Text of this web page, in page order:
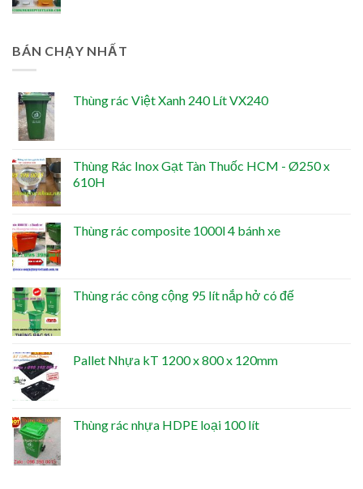
BÁN CHẠY NHẤT
Thùng rác Việt Xanh 240 Lít VX240
Thùng Rác Inox Gạt Tàn Thuốc HCM - Ø250 x
610H
Thùng rác composite 1000l 4 bánh xe
Thùng rác công cộng 95 lít nắp hở có đế
Pallet Nhựa kT 1200 x 800 x 120mm
Thùng rác nhựa HDPE loại 100 lít